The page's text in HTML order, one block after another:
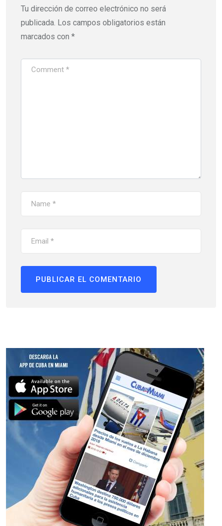
Tu dirección de correo electrónico no será
publicada. Los campos obligatorios están
marcados con *